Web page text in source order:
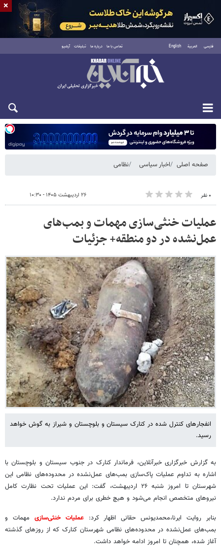
فارسی العربية English تماس با ما درباره ما تبلیغات آرشیو
یکشنبه ۱۸ مرداد ۱۴۰۵
صفحه اصلی اخبار سیاسی نظامی
۰ نفر ۲۶ اردیبهشت ۱۴۰۵ - ۱۰:۳۰
عملیات خنثی‌سازی مهمات و بمب‌های
عمل‌نشده در دو منطقه+ جزئیات
انفجارهای کنترل شده در کنارک سیستان و بلوچستان و شیراز به گوش خواهد
رسید.
به گزارش خبرگزاری خبرآنلاین، فرماندار کنارک در جنوب سیستان و بلوچستان با
اشاره به تداوم عملیات پاک‌سازی بمب‌های عمل‌نشده در محدوده‌های نظامی این
شهرستان تا امروز شنبه ۲۶ اردیبهشت، گفت: این عملیات تحت نظارت کامل
نیروهای متخصص انجام می‌شود و هیچ خطری برای مردم ندارد.
بنابر روایت ایرنا،محمدیونس حقانی اظهار کرد: عملیات خنثی‌سازی مهمات و
بمب‌های عمل‌نشده در محدوده‌های نظامی شهرستان کنارک که از روزهای گذشته
آغاز شده، همچنان تا امروز ادامه خواهد داشت.
×